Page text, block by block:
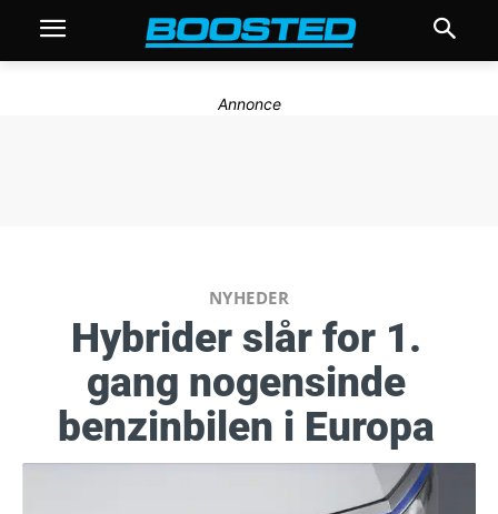
Annonce
NYHEDER
Hybrider slår for 1.
gang nogensinde
benzinbilen i Europa